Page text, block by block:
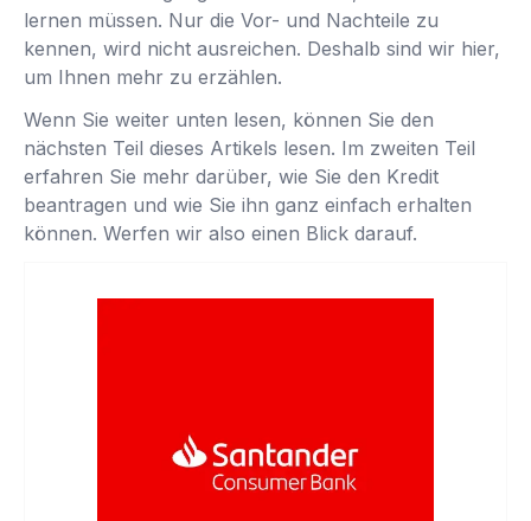
lernen müssen. Nur die Vor- und Nachteile zu
kennen, wird nicht ausreichen. Deshalb sind wir hier,
um Ihnen mehr zu erzählen.
Wenn Sie weiter unten lesen, können Sie den
nächsten Teil dieses Artikels lesen. Im zweiten Teil
erfahren Sie mehr darüber, wie Sie den Kredit
beantragen und wie Sie ihn ganz einfach erhalten
können. Werfen wir also einen Blick darauf.